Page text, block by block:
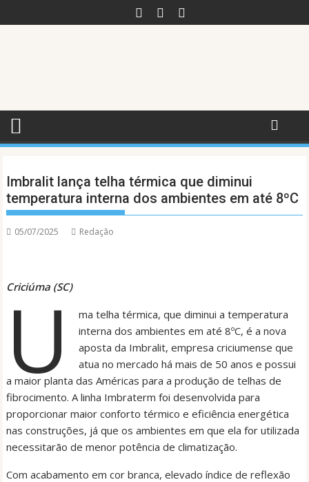
to
Imbralit lança telha térmica que diminui
temperatura interna dos ambientes em até 8ºC
05/07/2025 Redação
Criciúma (SC)
U
ma telha térmica, que diminui a temperatura
interna dos ambientes em até 8ºC, é a nova
aposta da Imbralit, empresa criciumense que
atua no mercado há mais de 50 anos e possui
a maior planta das Américas para a produção de telhas de
fibrocimento. A linha Imbraterm foi desenvolvida para
proporcionar maior conforto térmico e eficiência energética
nas construções, já que os ambientes em que ela for utilizada
necessitarão de menor potência de climatização.
Com acabamento em cor branca, elevado índice de reflexão